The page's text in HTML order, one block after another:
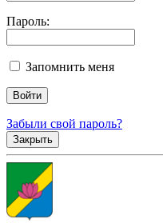
Пароль:
Запомнить меня
Забыли свой пароль?
Закрыть